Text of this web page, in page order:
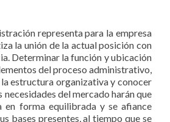
representa para la empresa
la unión de la actual posición con
Determinar la función y ubicación
del proceso administrativo,
estructura organizativa y conocer
necesidades del mercado harán que
en forma equilibrada y se afiance
bases presentes, al tiempo que se